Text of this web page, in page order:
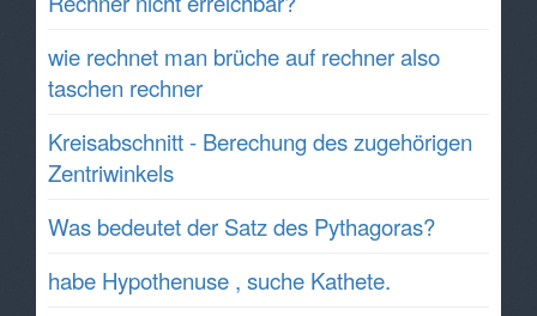
wie rechnet man brüche auf rechner also
taschen rechner
Kreisabschnitt - Berechung des zugehörigen
Zentriwinkels
Was bedeutet der Satz des Pythagoras?
habe Hypothenuse , suche Kathete.